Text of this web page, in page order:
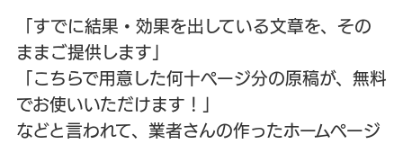
「すでに結果・効果を出している文章を、その
ままご提供します」
「こちらで用意した何十ページ分の原稿が、無料
でお使いいただけます！」
などと言われて、業者さんの作ったホームページ